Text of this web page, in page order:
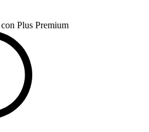
con Plus Premium